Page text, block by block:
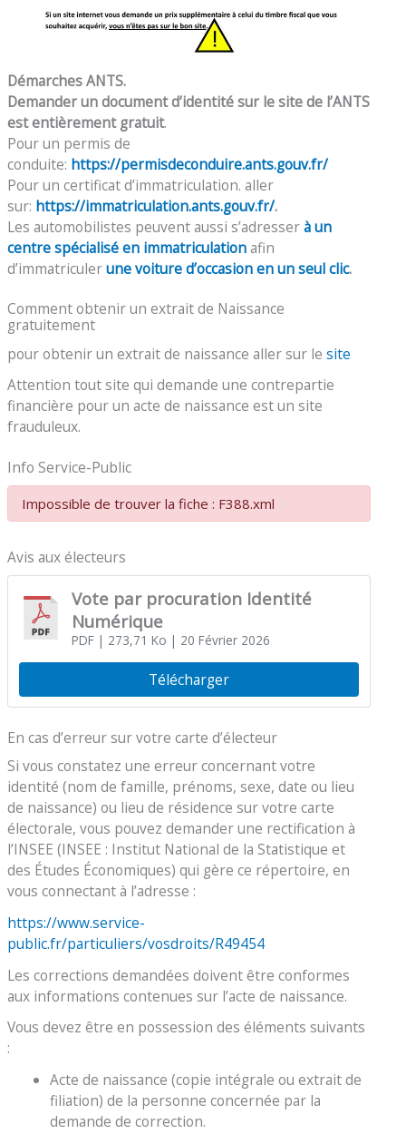
Démarches ANTS.
Demander un document d’identité sur le site de l’ANTS
est entièrement gratuit.
Pour un permis de
conduite: https://permisdeconduire.ants.gouv.fr/
Pour un certificat d’immatriculation. aller
sur: https://immatriculation.ants.gouv.fr/.
Les automobilistes peuvent aussi s’adresserà un
centre spécialisé en immatriculationafin
d’immatriculerune voiture d’occasion en un seul clic.
Comment obtenir un extrait de Naissance
gratuitement
pour obtenir un extrait de naissance aller sur le site
Attention tout site qui demande une contrepartie
financière pour un acte de naissance est un site
frauduleux.
Info Service-Public
Impossible de trouver la fiche : F388.xml
Avis aux électeurs
Vote par procuration Identité
Numérique
PDF| 273,71 Ko | 20 Février 2026
Télécharger
En cas d’erreur sur votre carte d’électeur
Si vous constatez une erreur concernant votre
identité (nom de famille, prénoms, sexe, date ou lieu
de naissance) ou lieu de résidence sur votre carte
électorale, vous pouvez demander une rectification à
l’INSEE (INSEE : Institut National de la Statistique et
des Études Économiques) qui gère ce répertoire, en
vous connectant à l’adresse :
https://www.service-
public.fr/particuliers/vosdroits/R49454
Les corrections demandées doivent être conformes
aux informations contenues sur l’acte de naissance.
Vous devez être en possession des éléments suivants
:
Acte de naissance (copie intégrale ou extrait de
filiation) de la personne concernée par la
demande de correction.